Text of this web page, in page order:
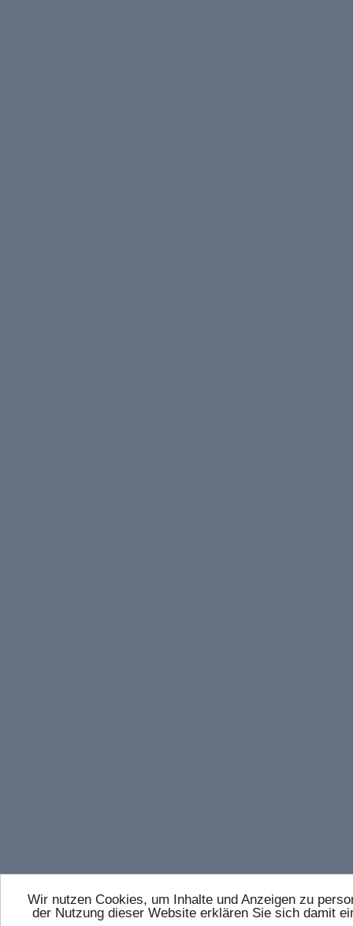
Wir nutzen Cookies, um Inhalte und Anzeigen zu
der Nutzung dieser Website erklären Sie sich damit